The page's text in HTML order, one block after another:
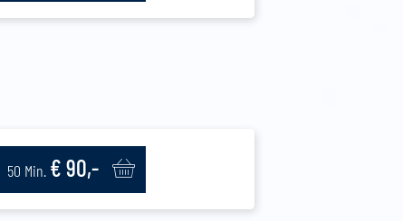
50 Min. € 90,-